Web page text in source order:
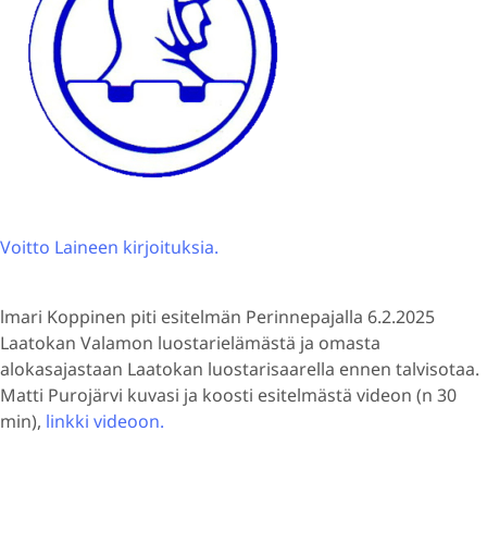
Voitto Laineen kirjoituksia.
lmari Koppinen piti esitelmän Perinnepajalla 6.2.2025
Laatokan Valamon luostarielämästä ja omasta
alokasajastaan Laatokan luostarisaarella ennen talvisotaa.
Matti Purojärvi kuvasi ja koosti esitelmästä videon (n 30
min), linkki videoon.